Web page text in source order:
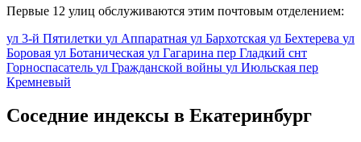
Первые 12 улиц обслуживаются этим почтовым отделением:
ул 3-й Пятилетки ул Аппаратная ул Бархотская ул Бехтерева ул
Боровая ул Ботаническая ул Гагарина пер Гладкий снт
Горноспасатель ул Гражданской войны ул Июльская пер
Кремневый
Соседние индексы в Екатеринбург